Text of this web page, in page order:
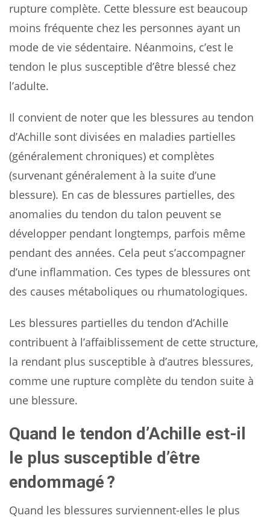
rupture complète. Cette blessure est beaucoup
moins fréquente chez les personnes ayant un
mode de vie sédentaire. Néanmoins, c’est le
tendon le plus susceptible d’être blessé chez
l’adulte.
Il convient de noter que les blessures au tendon
d’Achille sont divisées en maladies partielles
(généralement chroniques) et complètes
(survenant généralement à la suite d’une
blessure). En cas de blessures partielles, des
anomalies du tendon du talon peuvent se
développer pendant longtemps, parfois même
pendant des années. Cela peut s’accompagner
d’une inflammation. Ces types de blessures ont
des causes métaboliques ou rhumatologiques.
Les blessures partielles du tendon d’Achille
contribuent à l’affaiblissement de cette structure,
la rendant plus susceptible à d’autres blessures,
comme une rupture complète du tendon suite à
une blessure.
Quand le tendon d’Achille est-il
le plus susceptible d’être
endommagé ?
Quand les blessures surviennent-elles le plus